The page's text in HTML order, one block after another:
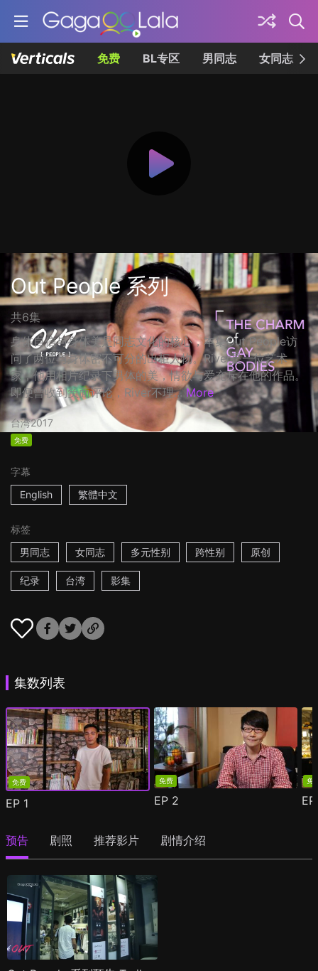
免费 BL专区 男同志 女同志
Out People 系列
共6集
身体自信与身体美是同志文化的核心，本集Out People访
问了两位与身体密不可分的出柜人物。River是一位艺术
家，他用相片纪录下男体的美，情欲与爱充斥在他的作品。
即便曾收到负面评论，River不理... More
台湾2017
免费
字幕
English
繁體中文
标签
男同志
女同志 多元性别 跨性别 原创
纪录 台湾 影集
集数列表
免费
EP 1
免费
EP 2
免
预告 剧照 推荐影片 剧情介绍